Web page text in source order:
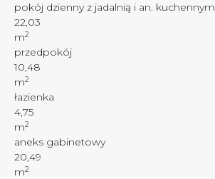
pokój dzienny z jadalnią i an. kuchennym
22,03
m2
przedpokój
10,48
m2
łazienka
4,75
m2
aneks gabinetowy
20,49
m2